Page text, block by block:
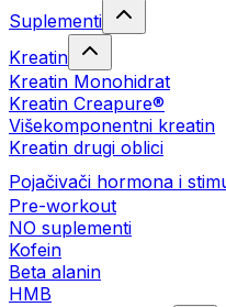
Suplementi
Kreatin
Kreatin Monohidrat
Kreatin Creapure®
Višekomponentni kreatin
Kreatin drugi oblici
Pojačivači hormona i
Pre-workout
NO suplementi
Kofein
Beta alanin
HMB